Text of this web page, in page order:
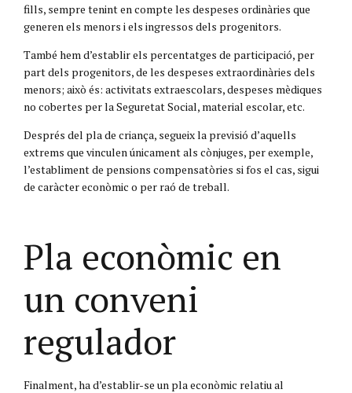
fills, sempre tenint en compte les despeses ordinàries que
generen els menors i els ingressos dels progenitors.
També hem d’establir els percentatges de participació, per
part dels progenitors, de les despeses extraordinàries dels
menors; això és: activitats extraescolars, despeses mèdiques
no cobertes per la Seguretat Social, material escolar, etc.
Després del pla de criança, segueix la previsió d’aquells
extrems que vinculen únicament als cònjuges, per exemple,
l’establiment de pensions compensatòries si fos el cas, sigui
de caràcter econòmic o per raó de treball.
Pla econòmic en
un conveni
regulador
Finalment, ha d’establir-se un pla econòmic relatiu al